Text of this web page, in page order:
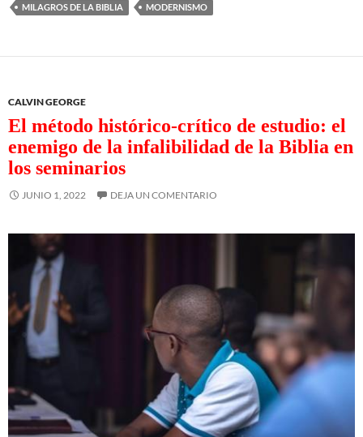
MILAGROS DE LA BIBLIA
MODERNISMO
CALVIN GEORGE
El método histórico-crítico de estudio: el
enemigo de la infalibilidad de la Biblia en
los seminarios
JUNIO 1, 2022 DEJA UN COMENTARIO